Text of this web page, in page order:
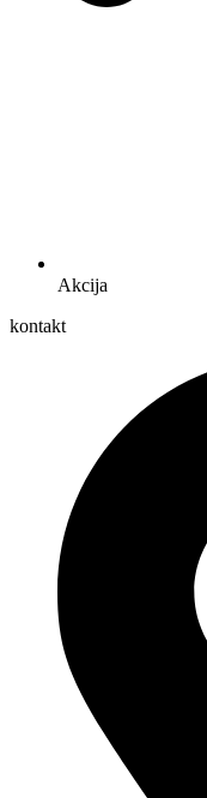
Akcija
kontakt